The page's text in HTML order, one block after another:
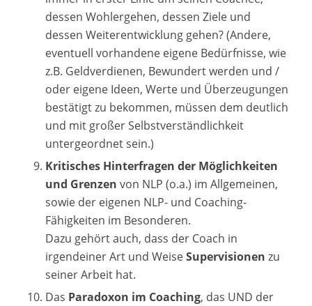
dessen Wohlergehen, dessen Ziele und
dessen Weiterentwicklung gehen? (Andere,
eventuell vorhandene eigene Bedürfnisse, wie
z.B. Geldverdienen, Bewundert werden und /
oder eigene Ideen, Werte und Überzeugungen
bestätigt zu bekommen, müssen dem deutlich
und mit großer Selbstverständlichkeit
untergeordnet sein.)
Kritisches Hinterfragen der Möglichkeiten
und Grenzen von NLP (o.a.) im Allgemeinen,
sowie der eigenen NLP- und Coaching-
Fähigkeiten im Besonderen.
Dazu gehört auch, dass der Coach in
irgendeiner Art und WeiseSupervisionen zu
seiner Arbeit hat.
Das Paradoxon im Coaching, das UND der